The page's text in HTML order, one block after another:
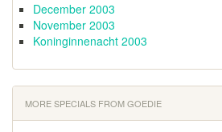
December 2003
November 2003
Koninginnenacht 2003
MORE SPECIALS FROM GOEDIE